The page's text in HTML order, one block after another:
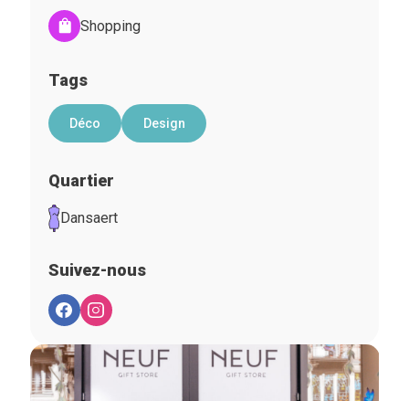
Shopping
Tags
Déco Design
Quartier
Dansaert
Suivez-nous